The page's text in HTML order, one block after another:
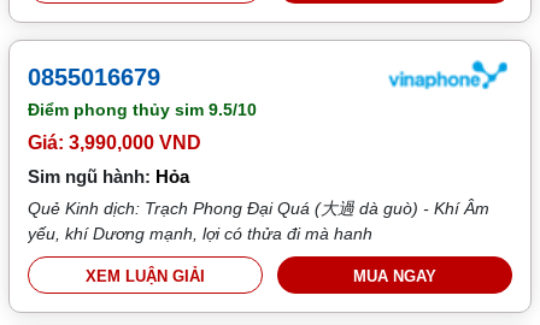
0855016679
Điểm phong thủy sim9.5/10
Giá: 3,990,000 VND
Sim ngũ hành: Hỏa
Quẻ Kinh dịch: Trạch Phong Đại Quá (大過 dà guò) - Khí Âm
yếu, khí Dương mạnh, lợi có thửa đi mà hanh
XEM LUẬN GIẢI MUA NGAY